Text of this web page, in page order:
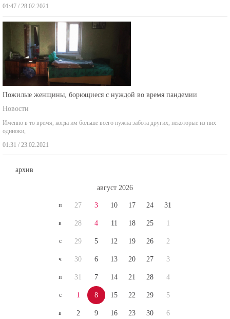
01:47 / 28.02.2021
Пожилые женщины, борющиеся с нуждой во время пандемии
Новости
Именно в то время, когда им больше всего нужна забота других, некоторые из них
одиноки,
01:31 / 23.02.2021
архив
август 2026
п
в
с
ч
п
с
в
27
28
29
30
31
1
2
3
4
5
6
7
8
9
10
11
12
13
14
15
16
17
18
19
20
21
22
23
24
25
26
27
28
29
30
31
1
2
3
4
5
6